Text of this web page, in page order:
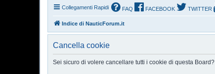
Collegamenti Rapidi FAQ FACEBOOK TWITTER
Indice di NauticForum.it
Cancella cookie
Sei sicuro di volere cancellare tutti i cookie di questa Board?